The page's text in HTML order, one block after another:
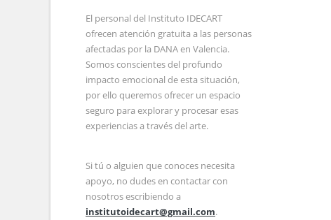
El personal del Instituto IDECART
ofrecen atención gratuita a las personas
afectadas por la DANA en Valencia.
Somos conscientes del profundo
impacto emocional de esta situación,
por ello queremos ofrecer un espacio
seguro para explorar y procesar esas
experiencias a través del arte.
Si tú o alguien que conoces necesita
apoyo, no dudes en contactar con
nosotros escribiendo a
institutoidecart@gmail.com.